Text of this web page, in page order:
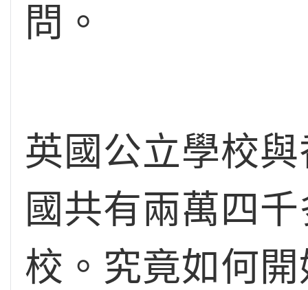
問。
英國公立學校
國共有兩萬四
校。究竟如何